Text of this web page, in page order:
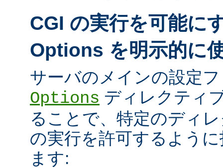
CGI の実行を可能に
Options を明示的に
サーバのメインの設定
Options ディレクティ
ることで、特定のディ
の実行を許可するよう
ます: